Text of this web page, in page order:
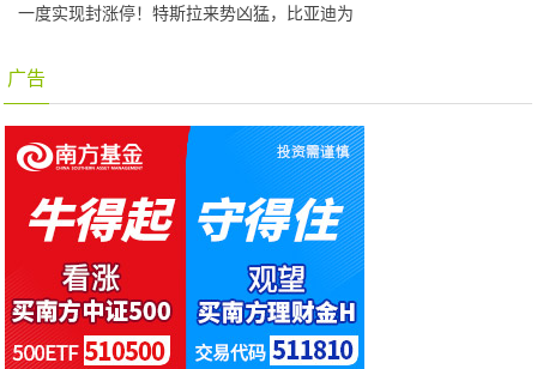
一度实现封涨停！特斯拉来势凶猛，比亚迪为
广告